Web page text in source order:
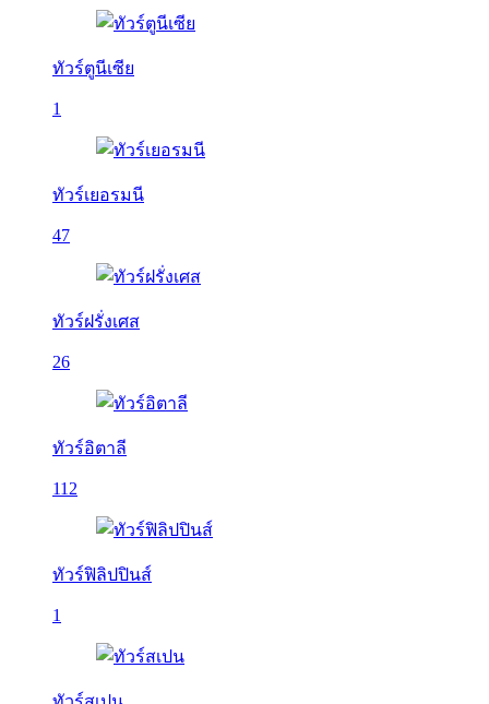
ทัวร์ตูนีเซีย
1
ทัวร์เยอรมนี
47
ทัวร์ฝรั่งเศส
26
ทัวร์อิตาลี
112
ทัวร์ฟิลิปปินส์
1